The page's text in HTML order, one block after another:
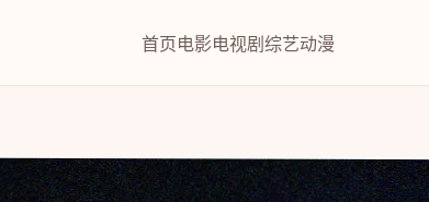
首页 电影电视剧 综艺动漫